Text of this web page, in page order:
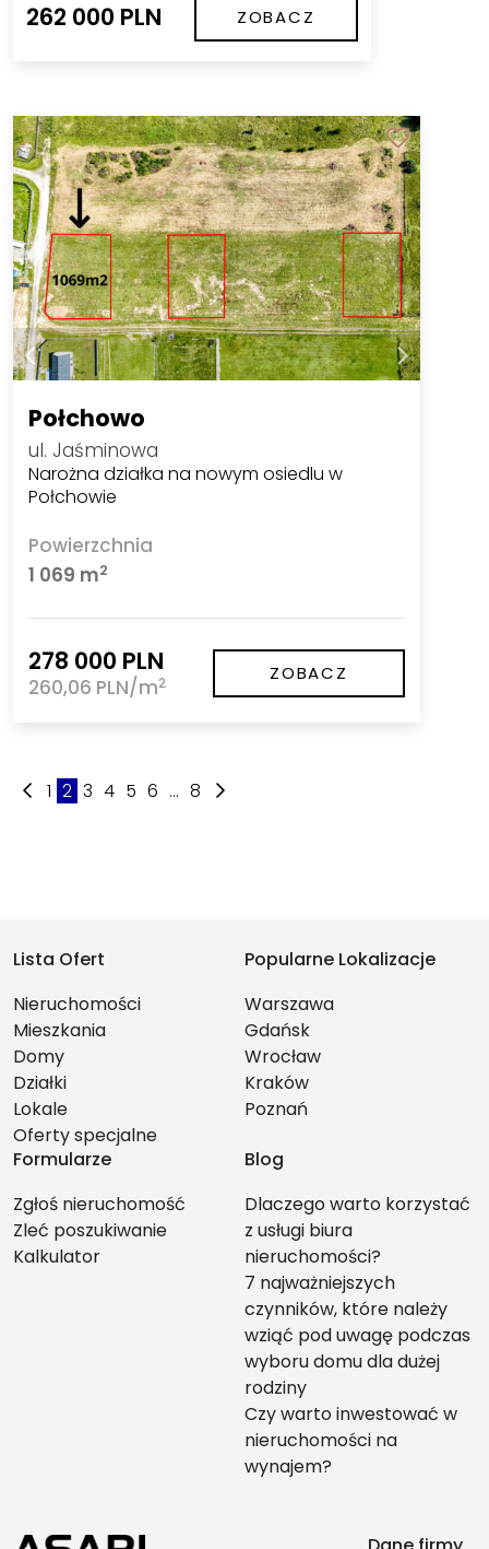
262 000 PLN ZOBACZ
Połchowo
ul. Jaśminowa
Narożna działka na nowym osiedlu w
Połchowie
Powierzchnia
1 069 m2
278 000 PLN
260,06 PLN/m2 ZOBACZ
1 2 3 4 5 6 ... 8
Lista Ofert
Nieruchomości
Mieszkania
Domy
Działki
Lokale
Oferty specjalne
Popularne Lokalizacje
Warszawa
Gdańsk
Wrocław
Kraków
Poznań
Formularze
Zgłoś nieruchomość
Zleć poszukiwanie
Kalkulator
Blog
Dlaczego warto korzystać
z usługi biura
nieruchomości?
7 najważniejszych
czynników, które należy
wziąć pod uwagę podczas
wyboru domu dla dużej
rodziny
Czy warto inwestować w
nieruchomości na
wynajem?